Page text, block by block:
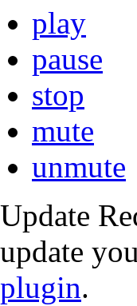
play
pause
stop
mute
unmute
Update
update
plugin.